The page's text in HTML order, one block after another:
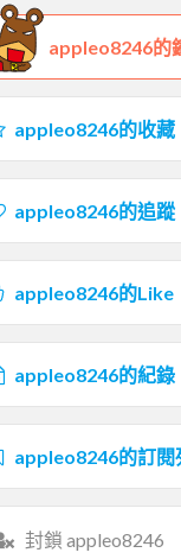
appleo8246的
appleo8246的收藏
appleo8246的追蹤
appleo8246的Like
appleo8246的紀錄
appleo8246的訂閱
封鎖 appleo8246